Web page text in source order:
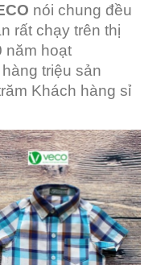
nói chung đều
rất chạy trên thị
năm hoạt
triệu sản
Khách hàng sỉ